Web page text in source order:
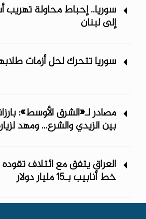
سوريا.. إحباط محاولة تهريب
إلى لبنان
سوريا تتحرك لحل أزمات
مصادر لـ«الشرق الأوسط»:
بين الزيدي والشرع... ومهد
العراق يتفق مع ائتلاف
خط أنابيب بـ15 مليار دولار